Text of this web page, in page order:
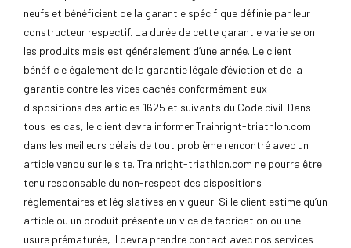
neufs et bénéficient de la garantie spécifique définie par leur
constructeur respectif. La durée de cette garantie varie selon
les produits mais est généralement d’une année. Le client
bénéficie également de la garantie légale d’éviction et de la
garantie contre les vices cachés conformément aux
dispositions des articles 1625 et suivants du Code civil. Dans
tous les cas, le client devra informer Trainright-triathlon.com
dans les meilleurs délais de tout problème rencontré avec un
article vendu sur le site. Trainright-triathlon.com ne pourra être
tenu responsable du non-respect des dispositions
réglementaires et législatives en vigueur. Si le client estime qu’un
article ou un produit présente un vice de fabrication ou une
usure prématurée, il devra prendre contact avec nos services